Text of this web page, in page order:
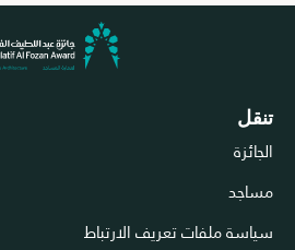
ملفات تعريف الارتباط